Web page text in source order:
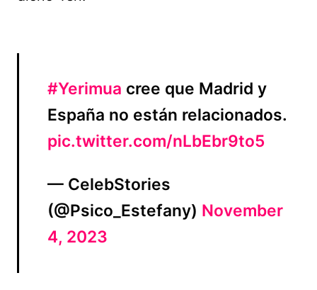
#Yerimua cree que Madrid y
España no están relacionados.
pic.twitter.com/nLbEbr9to5
— CelebStories
(@Psico_Estefany) November
4, 2023